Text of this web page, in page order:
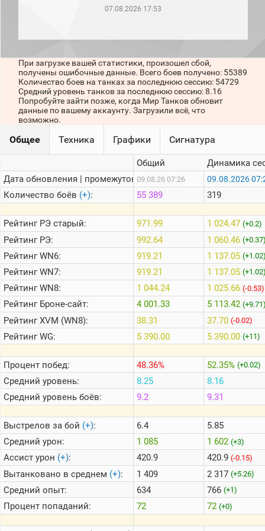
месяц)
игроков
последние
сессии)
1000
стримеров
Информация
Онлайн
Цветовая
шкала
Теlegram
ВК
Портал
Мира
07.08.2026 17:53
При загрузке вашей статистики, произошел сбой,
получены ошибочные данные. Всего боев получено: 55389
Количество боев на танках за последнюю сессию: 54729
Средний уровень танков за последнюю сессию: 8.16
Попробуйте зайти позже, когда Мир Танков обновит
данные по вашему аккаунту. Загрузили всё, что
возможно.
Общее Техника Графики Сигнатура
Дата обновления | промежуток:
Количество боёв (+):
РейтингРЭ старый:
РейтингРЭ:
РейтингWN6:
РейтингWN7:
РейтингWN8:
РейтингБроне-сайт:
РейтингXVM (WN8):
РейтингWG:
Процент побед:
Средний уровень:
Средний уровень боёв:
Выстрелов за бой (+):
Средний урон:
Ассист урон (+):
Вытанковано в среднем (+):
Средний опыт:
Процент попаданий:
Общий
09.08.26 07:26
55 389
971.99
992.64
919.21
919.21
1 044.24
4 001.33
38.31
5 390.00
48.36%
8.25
9.2
6.4
1 085
420.9
1 409
634
72
Динамика
09.08.2026
319
1 024.47 (+0.2)
1 060.46
1 137.05
1 137.05
1 025.66 (-0.53)
5 113.42
37.70 (-0.02)
5 390.00 (+11)
52.35% (+0.02)
8.16
9.31
5.85
1 602 (+3)
420.9 (-0.15)
2 317 (+5.26)
766 (+1)
72 (+0)